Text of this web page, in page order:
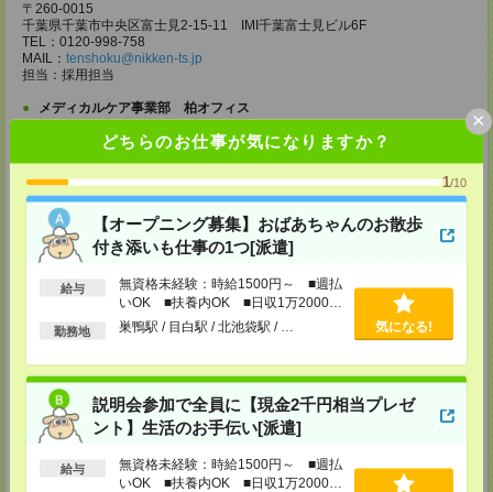
どちらのお仕事が気になりますか？
1/10
【オープニング募集】おばあちゃんのお散歩
付き添いも仕事の1つ[派遣]
給与
無資格未経験：時給1500円～ ■週払
いOK ■扶養内OK ■日収1万2000円
以上
勤務地 巣鴨駅 / 目白駅 / 北池袋駅 / … 気になる!
説明会参加で全員に【現金2千円相当プレゼ
ント】生活のお手伝い[派遣]
給与
無資格未経験：時給1500円～ ■週払
いOK ■扶養内OK ■日収1万2000円
×
〒260-0015
千葉県千葉市中央区富士見2-15-11 IMI千葉富士見ビル6F
TEL：0120-998-758
MAIL： tenshoku@nikken-ts.jp
担当：採用担当
メディカルケア事業部 柏オフィス
千葉県柏市末広町5-19 第12関口ビル7F 705号室
TEL：0120-935-218
MAIL：tenshoku@nikken-ts.jp
担当：採用担当
メディカルケア事業部 新宿オフィス
東京都新宿区新宿2-3-10 新宿御苑ビル6階
TEL：0120-457-235
MAIL：
tenshoku@nikken-ts.jp
担当：採用担当
メディカルケア事業部 立川事業所
東京都立川市錦町1-12-14
MAIL：tenshoku@nikken-ts.jp
担当：採用担当
メディカルケア事業部 町田オフィス
東京都町田市森野1-7-23 大樹生命町田ビル6F
TEL：0120-453-285
MAIL：tenshoku@nikken-ts.jp